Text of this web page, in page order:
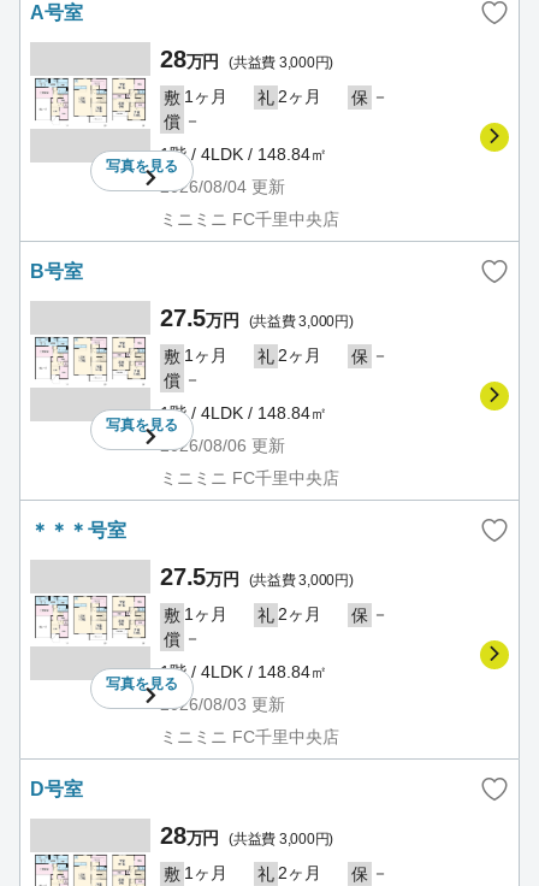
A号室
写真を見る
28万円 (共益費 3,000円)
敷 1ヶ月 礼 2ヶ月 保 －
償 －
1階 / 4LDK / 148.84㎡
2026/08/04 更新
ミニミニ FC千里中央店
B号室
写真を見る
27.5万円 (共益費 3,000円)
敷 1ヶ月 礼 2ヶ月 保 －
償 －
1階 / 4LDK / 148.84㎡
2026/08/06 更新
ミニミニ FC千里中央店
＊＊＊号室
写真を見る
27.5万円 (共益費 3,000円)
敷 1ヶ月 礼 2ヶ月 保 －
償 －
1階 / 4LDK / 148.84㎡
2026/08/03 更新
ミニミニ FC千里中央店
D号室
28万円 (共益費 3,000円)
敷 1ヶ月 礼 2ヶ月 保 －